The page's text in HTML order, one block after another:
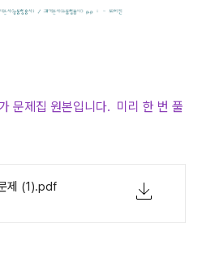
문제집 원본입니다. 미리 한 번 풀
제 (1).pdf